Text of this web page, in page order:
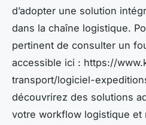
d’adopter une solution
dans la chaîne logistique.
pertinent de consulter un
accessible ici : https://
transport/logiciel-
découvrirez des solutions
votre workflow logistique et